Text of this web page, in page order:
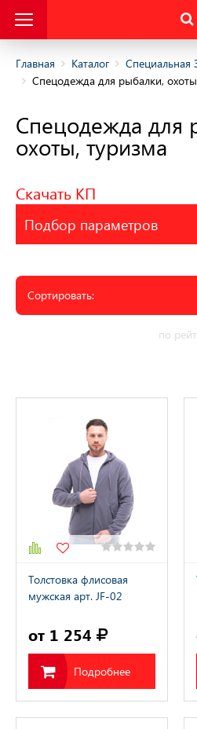
Защитная
охоты, туризма
Индивидуальной
Защиты Рук
Защиты
с высоты
Главная Каталог
Спецодежда для рыбалки,
Спецодежда для
охоты, туризма
Скачать КП
Подбор параметров
Сортировать:
по
Толстовка флисовая
мужская арт. JF-02
от 1 254
Подробнее